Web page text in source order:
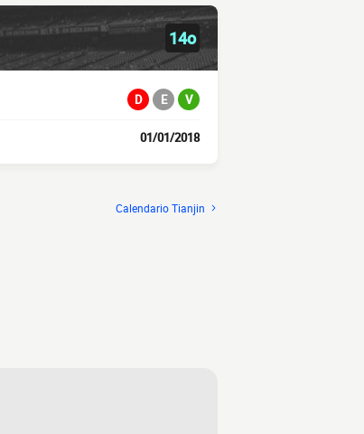
14o
D E V
01/01/2018
Calendario Tianjin